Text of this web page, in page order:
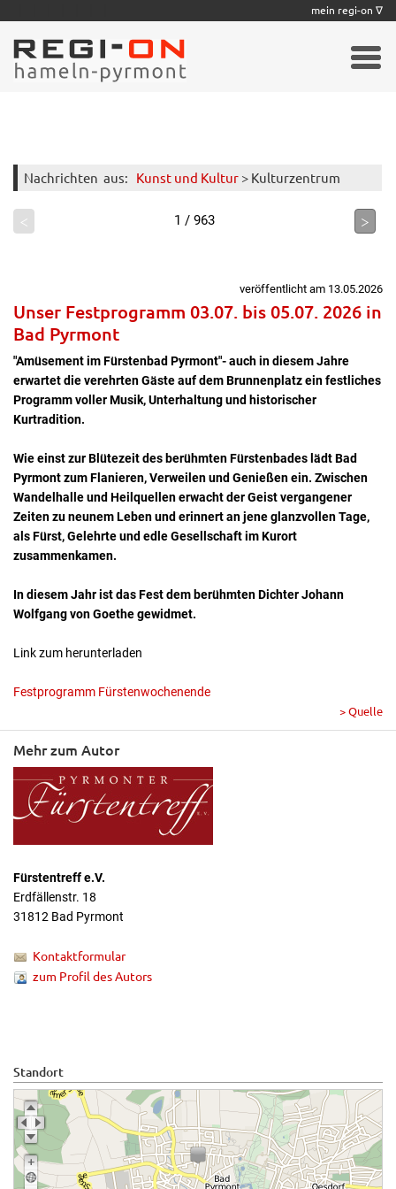
Nachrichten aus: Kunst und Kultur > Kulturzentrum
< 1 / 963 >
veröffentlicht am 13.05.2026
Unser Festprogramm 03.07. bis 05.07. 2026 in
Bad Pyrmont
"Amüsement im Fürstenbad Pyrmont"- auch in diesem Jahre
erwartet die verehrten Gäste auf dem Brunnenplatz ein festliches
Programm voller Musik, Unterhaltung und historischer
Kurtradition.
Wie einst zur Blütezeit des berühmten Fürstenbades lädt Bad
Pyrmont zum Flanieren, Verweilen und Genießen ein. Zwischen
Wandelhalle und Heilquellen erwacht der Geist vergangener
Zeiten zu neunem Leben und erinnert an jene glanzvollen Tage,
als Fürst, Gelehrte und edle Gesellschaft im Kurort
zusammenkamen.
In diesem Jahr ist das Fest dem berühmten Dichter Johann
Wolfgang von Goethe gewidmet.
Link zum herunterladen
Festprogramm Fürstenwochenende
> Quelle
Mehr zum Autor
Fürstentreff e.V.
Erdfällenstr. 18
31812 Bad Pyrmont
Kontaktformular
zum Profil des Autors
Standort
mein regi-on ∇